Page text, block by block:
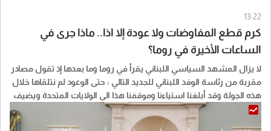
13:22
كرم قطع المفاوضات ولا عودة إلا اذا.. ماذا جرى في
الساعات الأخيرة في روما؟
لا يزال المشهد السياسي اللبناني يقرأ في روما وما بعدها إذ تقول مصادر
مقربة من رئاسة الوفد اللبناني للجديد التالي : حتى الوعود لم نتلقاها خلال
هذه الجولة وقد أبلغنا استياءنا وموقفنا هذا الى الولايات المتحدة ويضيف
المصدر: إسرائيل لا تريد المفاوضات ولا تريد أن تفاوض فليكن هذا الأمر
بعلم الجميع وتحديدا الاطراف الداخلية " المنظرة "